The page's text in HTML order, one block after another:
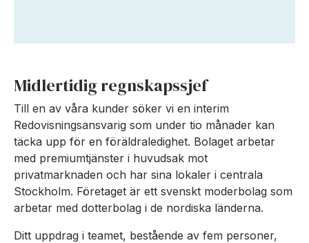
Midlertidig regnskapssjef
Till en av våra kunder söker vi en interim
Redovisningsansvarig som under tio månader kan
täcka upp för en föräldraledighet. Bolaget arbetar
med premiumtjänster i huvudsak mot
privatmarknaden och har sina lokaler i centrala
Stockholm. Företaget är ett svenskt moderbolag som
arbetar med dotterbolag i de nordiska länderna.
Ditt uppdrag i teamet, bestående av fem personer,